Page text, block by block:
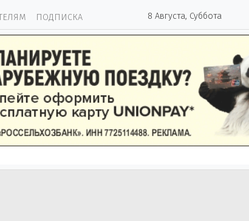
ПОДПИСКА 8 Августа, Суббота